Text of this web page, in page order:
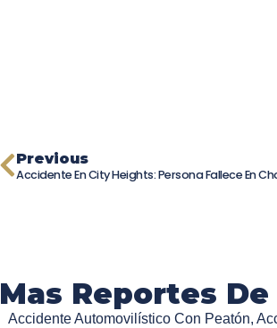
Previous
Mas Reportes
Accidente Automovilístico Con Peatón,